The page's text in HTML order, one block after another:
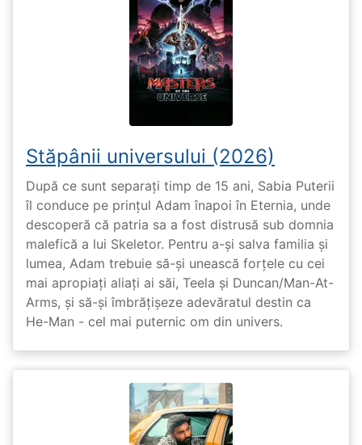
Stăpânii universului (2026)
După ce sunt separați timp de 15 ani, Sabia Puterii
îl conduce pe prințul Adam înapoi în Eternia, unde
descoperă că patria sa a fost distrusă sub domnia
malefică a lui Skeletor. Pentru a-și salva familia și
lumea, Adam trebuie să-și unească forțele cu cei
mai apropiați aliați ai săi, Teela și Duncan/Man-At-
Arms, și să-și îmbrățișeze adevăratul destin ca
He-Man - cel mai puternic om din univers.